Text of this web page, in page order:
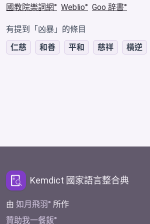
國教院樂詞網
Weblio Goo 辞書
有提到「凶暴」的條目
仁慈
和善 平和 慈祥 橫逆
Kemdict 國家語言整合典
由 如月飛羽
所作
贊助我一餐飯